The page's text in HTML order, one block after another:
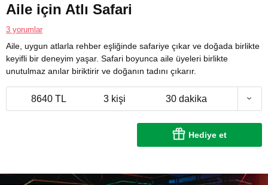
Aile için Atlı Safari
3 yorumlar
Aile, uygun atlarla rehber eşliğinde safariye çıkar ve doğada birlikte
keyifli bir deneyim yaşar. Safari boyunca aile üyeleri birlikte
unutulmaz anılar biriktirir ve doğanın tadını çıkarır.
8640 TL 3 kişi 30 dakika
Hediye et